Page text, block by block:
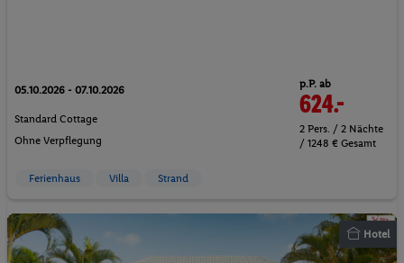
05.10.2026 - 07.10.2026
Standard Cottage
Ohne Verpflegung
p.P. ab
624.-
2 Pers. / 2 Nächte
/ 1248 € Gesamt
Ferienhaus Villa Strand
Hotel